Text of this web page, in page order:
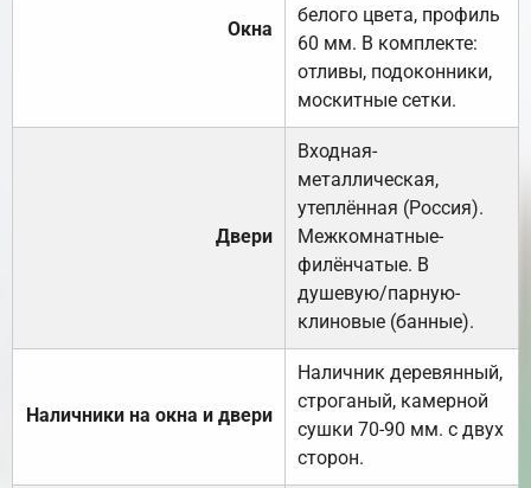
Окна
белого цвета, профиль
60 мм. В комплекте:
отливы, подоконники,
москитные сетки.
Двери
Входная-
металлическая,
утеплённая (Россия).
Межкомнатные-
филёнчатые. В
душевую/парную-
клиновые (банные).
Наличники на окна и двери
Наличник деревянный,
строганый, камерной
сушки 70-90 мм. с двух
сторон.